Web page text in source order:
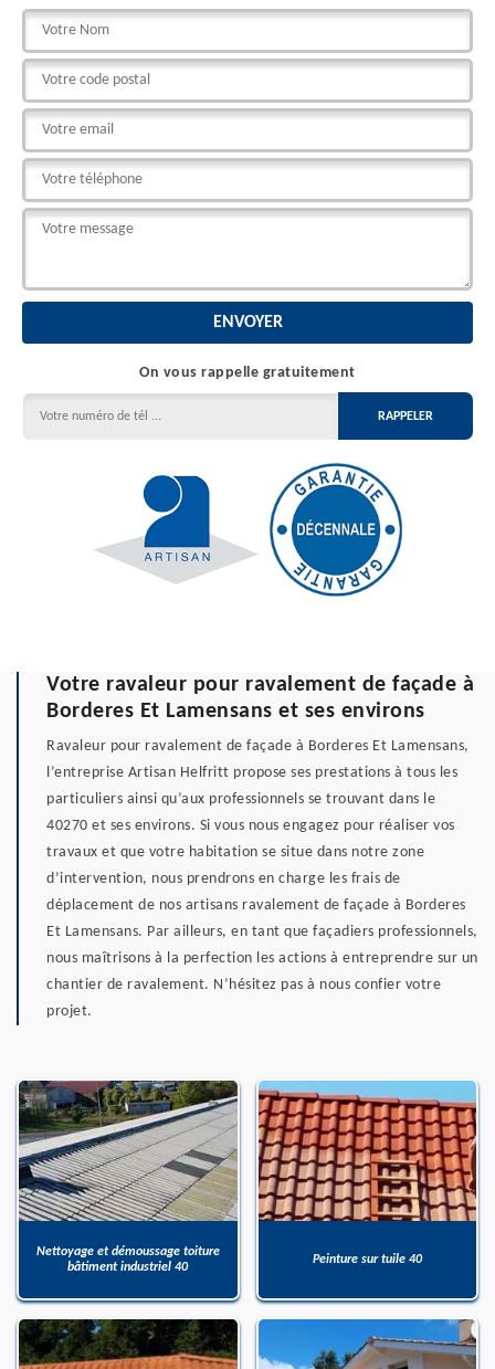
On vous rappelle gratuitement
Votre ravaleur pour ravalement de façade à
Borderes Et Lamensans et ses environs
Ravaleur pour ravalement de façade à Borderes Et Lamensans,
l’entreprise Artisan Helfritt propose ses prestations à tous les
particuliers ainsi qu’aux professionnels se trouvant dans le
40270 et ses environs. Si vous nous engagez pour réaliser vos
travaux et que votre habitation se situe dans notre zone
d’intervention, nous prendrons en charge les frais de
déplacement de nos artisans ravalement de façade à Borderes
Et Lamensans. Par ailleurs, en tant que façadiers professionnels,
nous maîtrisons à la perfection les actions à entreprendre sur un
chantier de ravalement. N’hésitez pas à nous confier votre
projet.
Nettoyage et démoussage toiture
bâtiment industriel 40
Peinture sur tuile 40